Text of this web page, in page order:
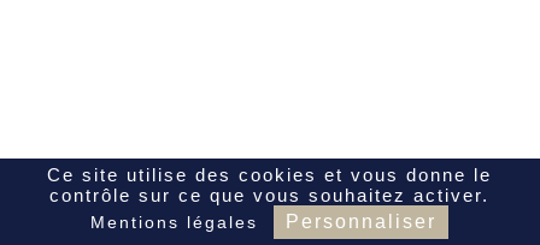
Ce site utilise des cookies et vous donne le
contrôle sur ce que vous souhaitez activer.
Mentions légales Personnaliser